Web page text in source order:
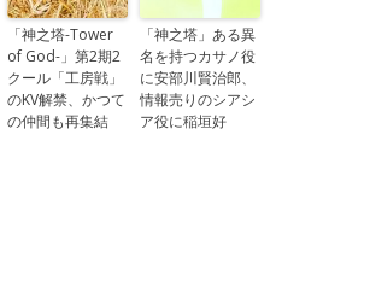
「神之塔-Tower
of God-」第2期2
クール「工房戦」
のKV解禁、かつて
の仲間も再集結
「神之塔」ある異
名を持つカサノ役
に安部川賢治郎、
情報売りのシアシ
ア役に稲垣好